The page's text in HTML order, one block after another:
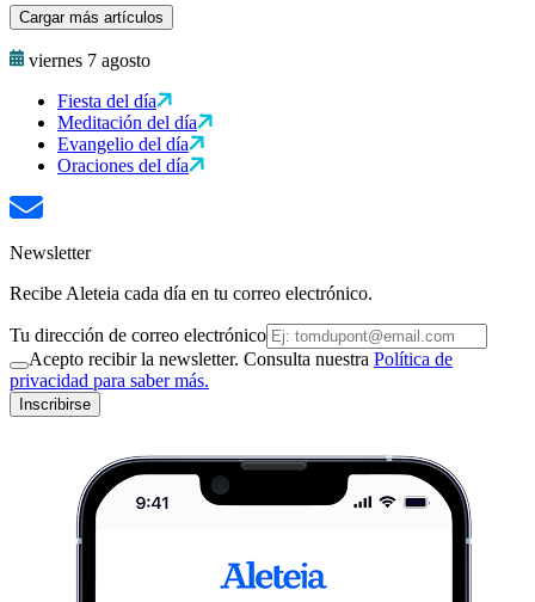
Cargar más artículos
viernes 7 agosto
Fiesta del día
Meditación del día
Evangelio del día
Oraciones del día
Newsletter
Recibe Aleteia cada día en tu correo electrónico.
Tu dirección de correo electrónico
Acepto recibir la newsletter. Consulta nuestra Política de
privacidad para saber más.
Inscribirse